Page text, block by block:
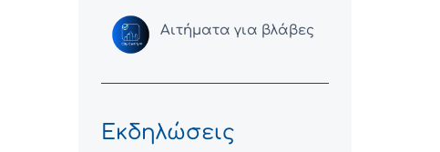
Αιτήματα για βλάβες
Εκδηλώσεις